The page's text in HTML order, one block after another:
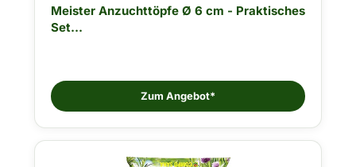
Meister Anzuchttöpfe Ø 6 cm - Praktisches
Set...
Zum Angebot*